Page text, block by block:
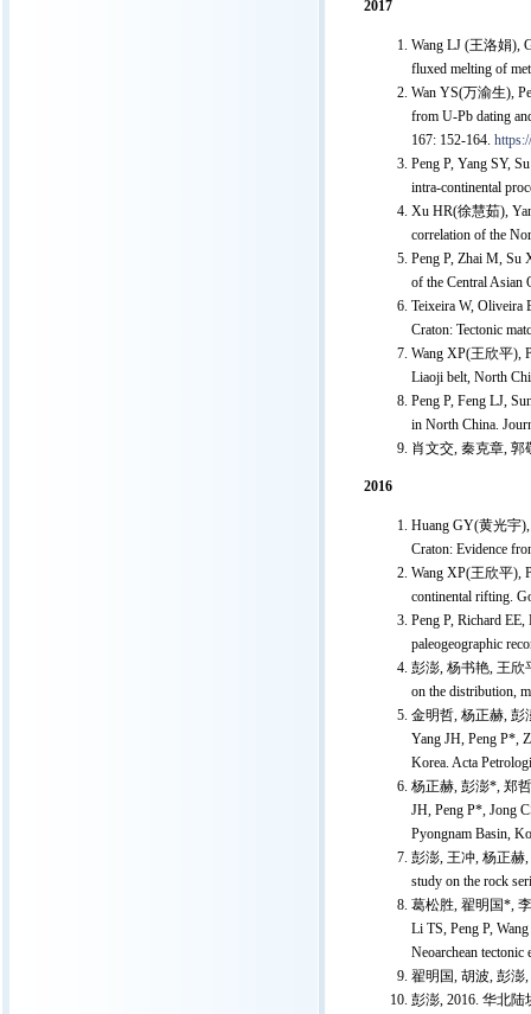
2017
Wang LJ (王洛娟),
fluxed melting of
Wan YS(万渝生),
from U-Pb dating
167: 152-164.
Peng P, Yang SY,
intra-continental
Xu HR(徐慧茹),
correlation of the
Peng P, Zhai M, Su
of the Central Asian
Teixeira W, Oliveira
Craton: Tectonic
Wang XP(王欣平),
Liaoji belt, North
Peng P, Feng LJ,
in North China.
肖文交, 秦克章, 郭
2016
Huang GY(黄光宇),
Craton: Evidence
Wang XP(王欣平),
continental rifting.
Peng P, Richard
paleogeographic
彭澎, 杨书艳, 王欣
on the distribution,
金明哲, 杨正赫, 彭
Yang JH, Peng P*,
Korea. Acta
杨正赫, 彭澎*, 郑
JH, Peng P*, Jong
Pyongnam Basin,
彭澎, 王冲, 杨正赫,
study on the rock
葛松胜, 翟明国*,
Li TS, Peng P,
Neoarchean
翟明国, 胡波, 彭澎
彭澎, 2016. 华北陆